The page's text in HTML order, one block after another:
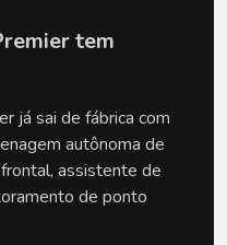
tem
já sai de fábrica com
autônoma de
assistente de
de ponto